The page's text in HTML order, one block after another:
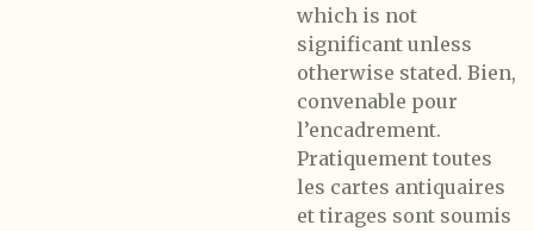
which is not
significant unless
otherwise stated. Bien,
convenable pour
l’encadrement.
Pratiquement toutes
les cartes antiquaires
et tirages sont soumis